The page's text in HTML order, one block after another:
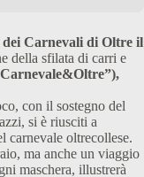
dei Carnevali di Oltre il
della sfilata di carri e
con il sostegno del
si è riusciti a
carnevale oltrecollese.
ma anche un viaggio
maschera, illustrerà